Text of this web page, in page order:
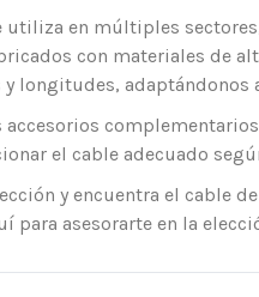
utiliza en múltiples
con materiales de
longitudes, adaptándonos
accesorios
el cable adecuado
y encuentra el cable
para asesorarte en la